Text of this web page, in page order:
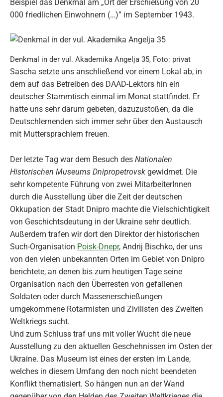
Beispiel das Denkmal am „Ort der Erschießung von 20
000 friedlichen Einwohnern (…)” im September 1943.
Denkmal in der vul. Akademika Angelja 35, Foto: privat
Sascha setzte uns anschließend vor einem Lokal ab, in
dem auf das Betreiben des DAAD-Lektors hin ein
deutscher Stammtisch einmal im Monat stattfindet. Er
hatte uns sehr darum gebeten, dazuzustoßen, da die
Deutschlernenden sich immer sehr über den Austausch
mit Muttersprachlern freuen.
Der letzte Tag war dem Besuch des Nationalen
Historischen Museums Dnipropetrovsk gewidmet. Die
sehr kompetente Führung von zwei MitarbeiterInnen
durch die Ausstellung über die Zeit der deutschen
Okkupation der Stadt Dnipro machte die Vielschichtigkeit
von Geschichtsdeutung in der Ukraine sehr deutlich.
Außerdem trafen wir dort den Direktor der historischen
Such-Organisation Poisk-Dnepr, Andrij Bischko, der uns
von den vielen unbekannten Orten im Gebiet von Dnipro
berichtete, an denen bis zum heutigen Tage seine
Organisation nach den Überresten von gefallenen
Soldaten oder durch Massenerschießungen
umgekommene Rotarmisten und Zivilisten des Zweiten
Weltkriegs sucht.
Und zum Schluss traf uns mit voller Wucht die neue
Ausstellung zu den aktuellen Geschehnissen im Osten der
Ukraine. Das Museum ist eines der ersten im Lande,
welches in diesem Umfang den noch nicht beendeten
Konflikt thematisiert. So hängen nun an der Wand